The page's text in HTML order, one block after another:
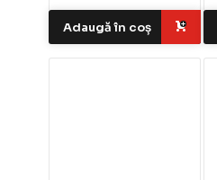
Adaugă în coș